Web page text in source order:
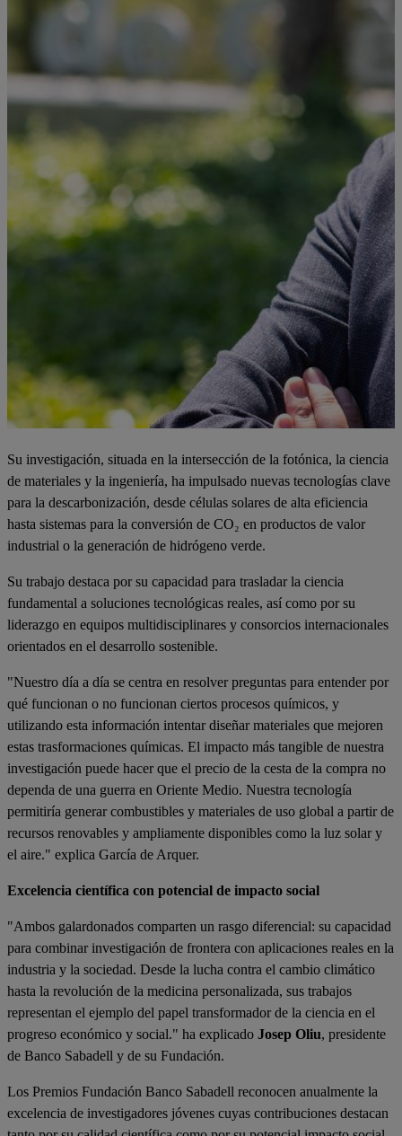
Su investigación, situada en la intersección de la fotónica, la ciencia
de materiales y la ingeniería, ha impulsado nuevas tecnologías clave
para la descarbonización, desde células solares de alta eficiencia
hasta sistemas para la conversión de CO₂ en productos de valor
industrial o la generación de hidrógeno verde.
Su trabajo destaca por su capacidad para trasladar la ciencia
fundamental a soluciones tecnológicas reales, así como por su
liderazgo en equipos multidisciplinares y consorcios internacionales
orientados en el desarrollo sostenible.
"Nuestro día a día se centra en resolver preguntas para entender por
qué funcionan o no funcionan ciertos procesos químicos, y
utilizando esta información intentar diseñar materiales que mejoren
estas trasformaciones químicas. El impacto más tangible de nuestra
investigación puede hacer que el precio de la cesta de la compra no
dependa de una guerra en Oriente Medio. Nuestra tecnología
permitiría generar combustibles y materiales de uso global a partir de
recursos renovables y ampliamente disponibles como la luz solar y
el aire." explica García de Arquer.
Excelencia científica con potencial de impacto social
"Ambos galardonados comparten un rasgo diferencial: su capacidad
para combinar investigación de frontera con aplicaciones reales en la
industria y la sociedad. Desde la lucha contra el cambio climático
hasta la revolución de la medicina personalizada, sus trabajos
representan el ejemplo del papel transformador de la ciencia en el
progreso económico y social." ha explicado Josep Oliu, presidente
de Banco Sabadell y de su Fundación.
Los Premios Fundación Banco Sabadell reconocen anualmente la
excelencia de investigadores jóvenes cuyas contribuciones destacan